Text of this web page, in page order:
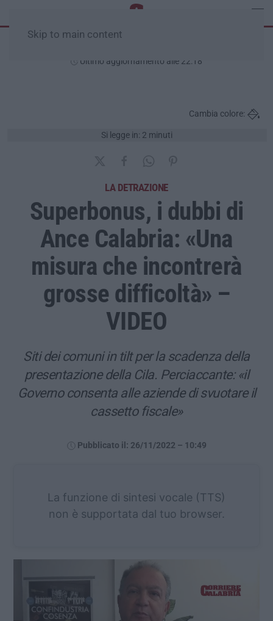
Skip to main content
Ultimo aggiornamento alle 22:18
Si legge in: 2 minuti
Cambia colore:
LA DETRAZIONE
Superbonus, i dubbi di
Ance Calabria: «Una
misura che incontrerà
grosse difficoltà» –
VIDEO
Siti dei comuni in tilt per la scadenza della
presentazione della Cila. Perciaccante: «il
Governo consenta alle aziende di svuotare il
cassetto fiscale»
Pubblicato il: 26/11/2022 – 10:49
La funzione di sintesi vocale (TTS)
non è supportata dal tuo browser.